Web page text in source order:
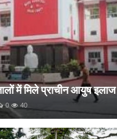
में मिले प्राचीन आयुष इलाज
0 40